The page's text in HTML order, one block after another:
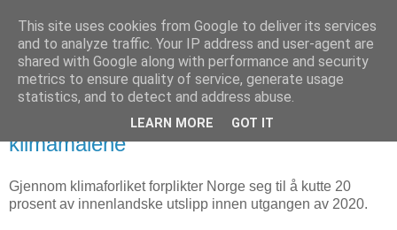
Arkitektur & Miljøteknologi
05 desember 2009
7,5 milliarder i året for å innfri
klimamålene
Gjennom klimaforliket forplikter Norge seg til å kutte 20
prosent av innenlandske utslipp innen utgangen av 2020.
This site uses cookies from Google to deliver its services
and to analyze traffic. Your IP address and user-agent are
shared with Google along with performance and security
metrics to ensure quality of service, generate usage
statistics, and to detect and address abuse.
LEARN MORE GOT IT